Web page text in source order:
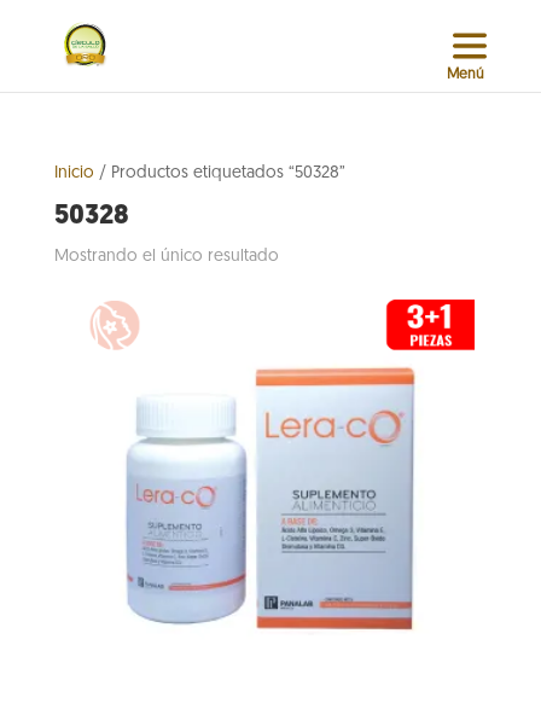
Inicio / Productos etiquetados “50328”
50328
Mostrando el único resultado